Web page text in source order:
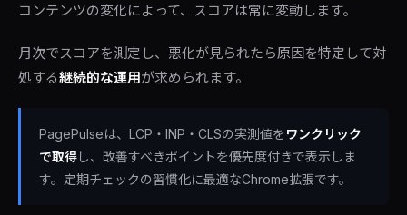
コンテンツの変化によって、スコアは常に変動します。
月次でスコアを測定し、悪化が見られたら原因を特定して対
処する継続的な運用が求められます。
PagePulseは、LCP・INP・CLSの実測値をワンクリック
で取得し、改善すべきポイントを優先度付きで表示しま
す。定期チェックの習慣化に最適なChrome拡張です。